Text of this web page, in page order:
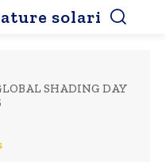
solari
SHADING DAY